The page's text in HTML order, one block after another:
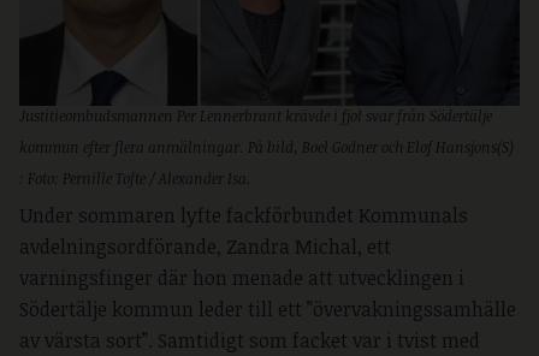
Justitieombudsmannen Per Lennerbrant krävde i fjol svar från Södertälje
kommun efter flera anmälningar. På bild, Boel Godner och Elof Hansjons(S)
: Foto: Pernille Tofte / Alexander Isa.
Under sommaren lyfte fackförbundet Kommunals
avdelningsordförande, Zandra Michal, ett
varningsfinger där hon menade att utvecklingen i
Södertälje kommun leder till ett ”övervakningssamhälle
av värsta sort”. Samtidigt som facket var i tvist med